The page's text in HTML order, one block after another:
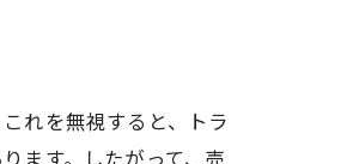
れを無視すると、トラ
ます。したがって、売